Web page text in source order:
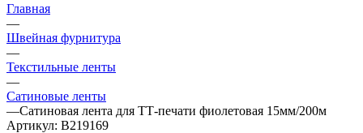
Главная
—
Швейная фурнитура
—
Текстильные ленты
—
Сатиновые ленты
—Сатиновая лента для ТТ-печати фиолетовая 15мм/200м
Артикул: B219169